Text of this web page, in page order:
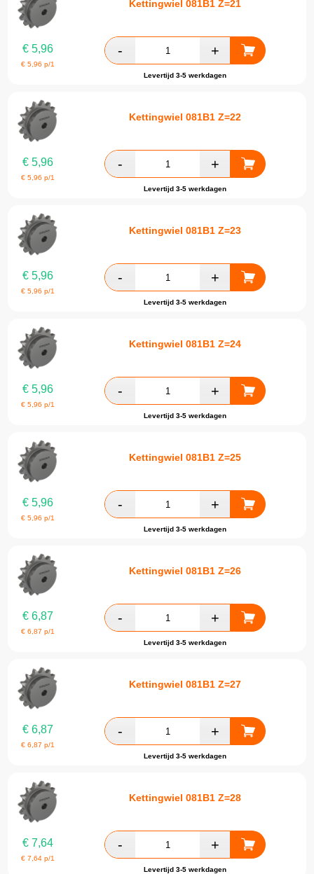
Kettingwiel 081B1 Z=21
€ 5,96
€5,96 p/1
Levertijd 3-5 werkdagen
Kettingwiel 081B1 Z=22
€ 5,96
€5,96 p/1
Levertijd 3-5 werkdagen
Kettingwiel 081B1 Z=23
€ 5,96
€5,96 p/1
Levertijd 3-5 werkdagen
Kettingwiel 081B1 Z=24
€ 5,96
€5,96 p/1
Levertijd 3-5 werkdagen
Kettingwiel 081B1 Z=25
€ 5,96
€5,96 p/1
Levertijd 3-5 werkdagen
Kettingwiel 081B1 Z=26
€ 6,87
€6,87 p/1
Levertijd 3-5 werkdagen
Kettingwiel 081B1 Z=27
€ 6,87
€6,87 p/1
Levertijd 3-5 werkdagen
Kettingwiel 081B1 Z=28
€ 7,64
€7,64 p/1
Levertijd 3-5 werkdagen